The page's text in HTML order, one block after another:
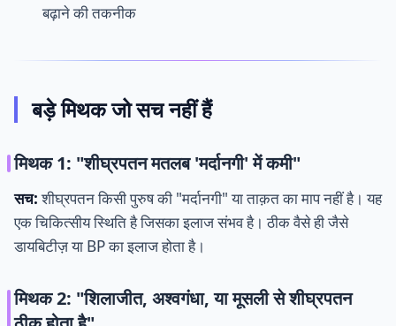
बढ़ाने की तकनीक
बड़े मिथक जो सच नहीं हैं
मिथक 1: "शीघ्रपतन मतलब 'मर्दानगी' में कमी"
सच:शीघ्रपतन किसी पुरुष की "मर्दानगी" या ताक़त का माप नहीं है। यह
एक चिकित्सीय स्थिति है जिसका इलाज संभव है। ठीक वैसे ही जैसे
डायबिटीज़ या BP का इलाज होता है।
मिथक 2: "शिलाजीत, अश्वगंधा, या मूसली से शीघ्रपतन